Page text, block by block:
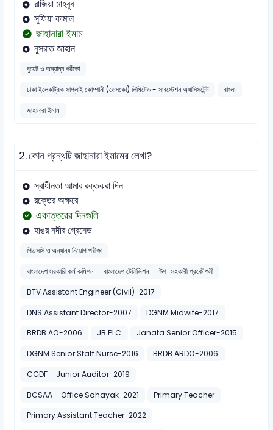
রাজিয়া মাহবুব
সুফিয়া কামাল
জাহানারা ইমাম
নুসরাত জাহান
বুয়েট ও অন্যান্য পরীক্ষা
ঢাকা ইলেকট্রিক সাপ্লাই কোম্পানী (ডেসকো) লিমিটেড - সাবস্টেশন অ্যাসিসটেন্ট
বাংলা
জাহানারা ইমাম
2.কোন গ্রন্থটি জাহানারা ইমামের লেখা?
স্বাধীনতা আমার রক্তঝরা দিন
রক্তের অক্ষরে
একাত্তরের দিনগুলি
হাঙর নদীর গ্রেনেড
পিএসসি ও অন্যান্য নিয়োগ পরীক্ষা
বাংলাদেশ সরকারি কর্ম কমিশন — বাংলাদেশ টেলিভিশন — উপ-সহকারী প্রকৌশলী
BTV Assistant Engineer (Civil)-2017
DNS Assistant Director-2007
DGNM Midwife-2017
BRDB AO-2006
JB PLC
Janata Senior Officer-2015
DGNM Senior Staff Nurse-2016
BRDB ARDO-2006
CGDF – Junior Auditor-2019
BCSAA – Office Sohayak-2021
Primary Teacher
Primary Assistant Teacher-2022